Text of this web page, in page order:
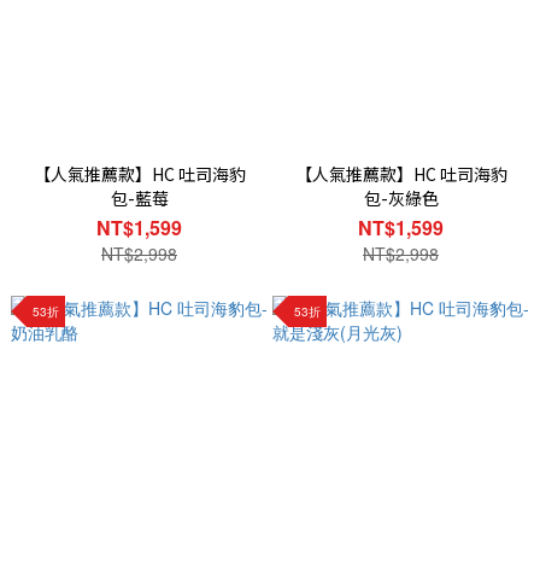
【人氣推薦款】HC 吐司海豹
包-藍莓
NT$1,599
NT$2,998
【人氣推薦款】HC 吐司海豹
包-灰綠色
NT$1,599
NT$2,998
53折 53折